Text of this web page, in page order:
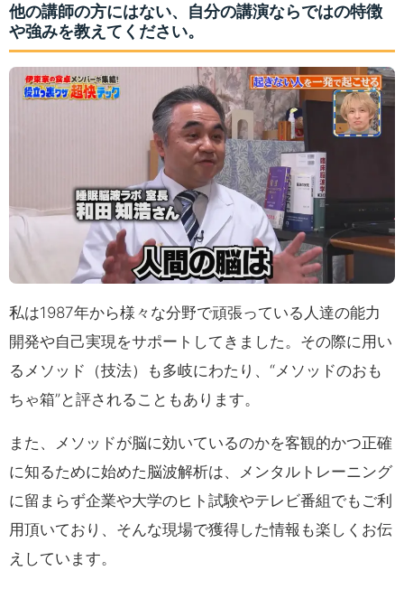
他の講師の方にはない、自分の講演ならではの特徴
や強みを教えてください。
私は1987年から様々な分野で頑張っている人達の能力
開発や自己実現をサポートしてきました。その際に用い
るメソッド（技法）も多岐にわたり、“メソッドのおも
ちゃ箱”と評されることもあります。
また、メソッドが脳に効いているのかを客観的かつ正確
に知るために始めた脳波解析は、メンタルトレーニング
に留まらず企業や大学のヒト試験やテレビ番組でもご利
用頂いており、そんな現場で獲得した情報も楽しくお伝
えしています。